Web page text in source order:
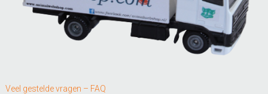
Veel gestelde vragen – FAQ